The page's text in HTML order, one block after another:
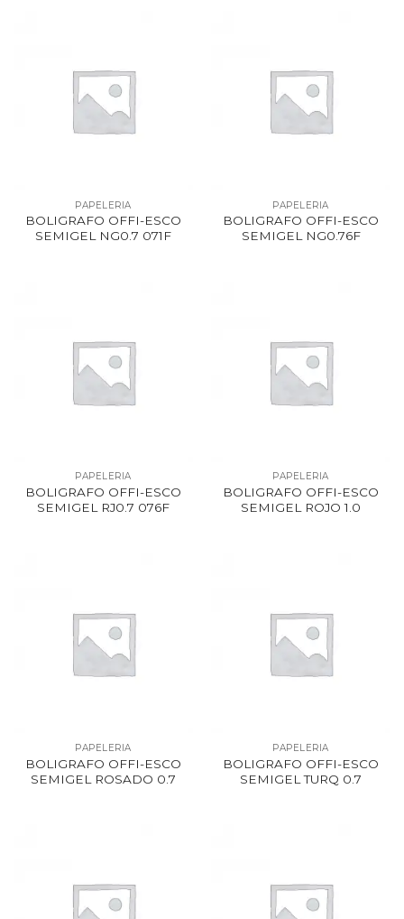
PAPELERIA
BOLIGRAFO OFFI-ESCO
SEMIGEL NG0.7 071F
PAPELERIA
BOLIGRAFO OFFI-ESCO
SEMIGEL NG0.76F
PAPELERIA
BOLIGRAFO OFFI-ESCO
SEMIGEL RJ0.7 076F
PAPELERIA
BOLIGRAFO OFFI-ESCO
SEMIGEL ROJO 1.0
PAPELERIA
BOLIGRAFO OFFI-ESCO
SEMIGEL ROSADO 0.7
PAPELERIA
BOLIGRAFO OFFI-ESCO
SEMIGEL TURQ 0.7